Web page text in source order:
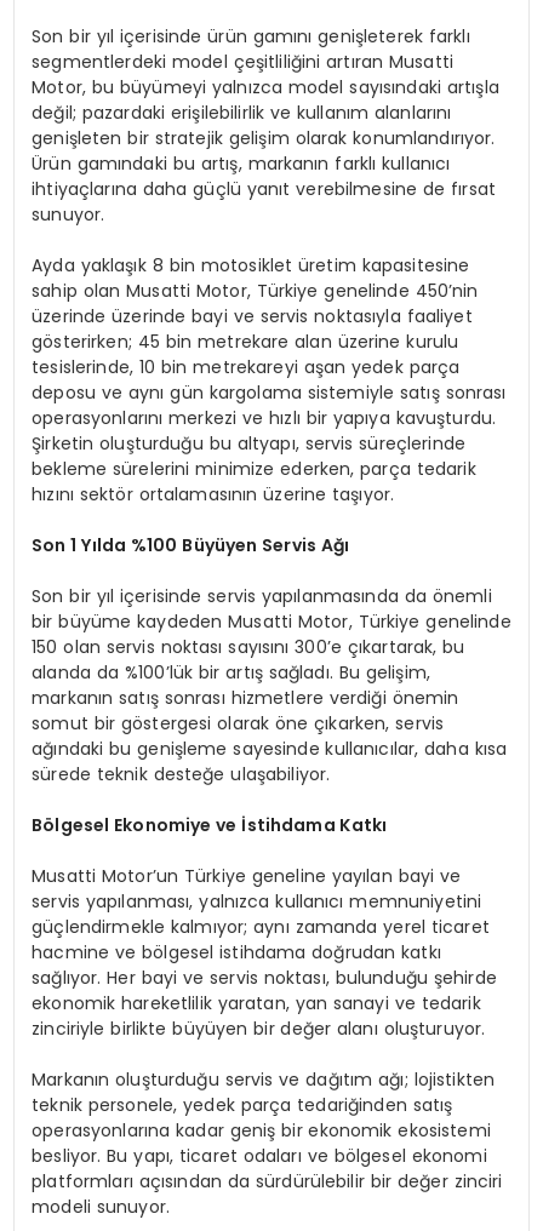
Son bir yıl içerisinde ürün gamını genişleterek farklı
segmentlerdeki model çeşitliliğini artıran Musatti
Motor, bu büyümeyi yalnızca model sayısındaki artışla
değil; pazardaki erişilebilirlik ve kullanım alanlarını
genişleten bir stratejik gelişim olarak konumlandırıyor.
Ürün gamındaki bu artış, markanın farklı kullanıcı
ihtiyaçlarına daha güçlü yanıt verebilmesine de fırsat
sunuyor.
Ayda yaklaşık 8 bin motosiklet üretim kapasitesine
sahip olan Musatti Motor, Türkiye genelinde 450’nin
üzerinde üzerinde bayi ve servis noktasıyla faaliyet
gösterirken; 45 bin metrekare alan üzerine kurulu
tesislerinde, 10 bin metrekareyi aşan yedek parça
deposu ve aynı gün kargolama sistemiyle satış sonrası
operasyonlarını merkezi ve hızlı bir yapıya kavuşturdu.
Şirketin oluşturduğu bu altyapı, servis süreçlerinde
bekleme sürelerini minimize ederken, parça tedarik
hızını sektör ortalamasının üzerine taşıyor.
Son 1 Yılda %100 Büyüyen Servis Ağı
Son bir yıl içerisinde servis yapılanmasında da önemli
bir büyüme kaydeden Musatti Motor, Türkiye genelinde
150 olan servis noktası sayısını 300’e çıkartarak, bu
alanda da %100’lük bir artış sağladı. Bu gelişim,
markanın satış sonrası hizmetlere verdiği önemin
somut bir göstergesi olarak öne çıkarken, servis
ağındaki bu genişleme sayesinde kullanıcılar, daha kısa
sürede teknik desteğe ulaşabiliyor.
Bölgesel Ekonomiye ve İstihdama Katkı
Musatti Motor’un Türkiye geneline yayılan bayi ve
servis yapılanması, yalnızca kullanıcı memnuniyetini
güçlendirmekle kalmıyor; aynı zamanda yerel ticaret
hacmine ve bölgesel istihdama doğrudan katkı
sağlıyor. Her bayi ve servis noktası, bulunduğu şehirde
ekonomik hareketlilik yaratan, yan sanayi ve tedarik
zinciriyle birlikte büyüyen bir değer alanı oluşturuyor.
Markanın oluşturduğu servis ve dağıtım ağı; lojistikten
teknik personele, yedek parça tedariğinden satış
operasyonlarına kadar geniş bir ekonomik ekosistemi
besliyor. Bu yapı, ticaret odaları ve bölgesel ekonomi
platformları açısından da sürdürülebilir bir değer zinciri
modeli sunuyor.